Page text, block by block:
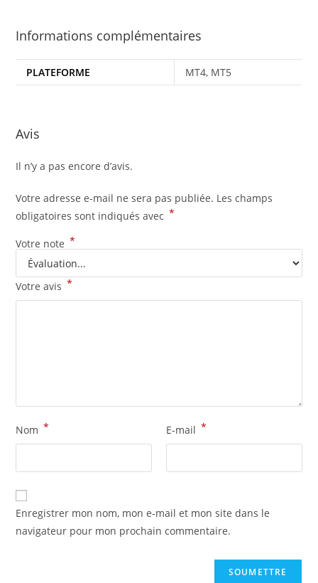
Informations complémentaires
PLATEFORME MT4, MT5
Avis
Il n’y a pas encore d’avis.
Votre adresse e-mail ne sera pas publiée. Les champs
obligatoires sont indiqués avec *
Votre note *
Votre avis *
Nom * E-mail *
Enregistrer mon nom, mon e-mail et mon site dans le
navigateur pour mon prochain commentaire.